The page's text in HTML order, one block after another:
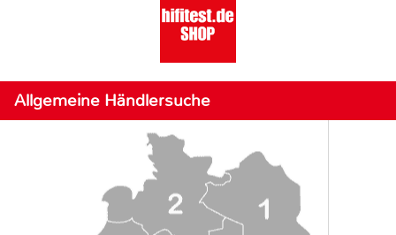
Allgemeine Händlersuche